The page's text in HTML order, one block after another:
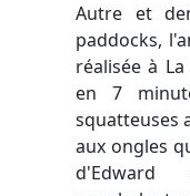
Autre et
paddocks,
réalisée à La
en 7
squatteuses
aux ongles